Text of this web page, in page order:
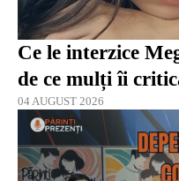
Ce le interzice
de ce mulți îi
04 AUGUST 2026